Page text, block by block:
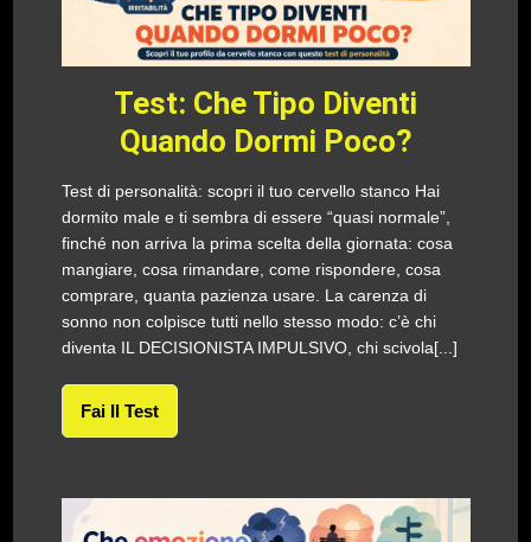
Test: Che Tipo Diventi
Quando Dormi Poco?
Test di personalità: scopri il tuo cervello stanco Hai
dormito male e ti sembra di essere “quasi normale”,
finché non arriva la prima scelta della giornata: cosa
mangiare, cosa rimandare, come rispondere, cosa
comprare, quanta pazienza usare. La carenza di
sonno non colpisce tutti nello stesso modo: c’è chi
diventa IL DECISIONISTA IMPULSIVO, chi scivola[...]
Fai Il Test